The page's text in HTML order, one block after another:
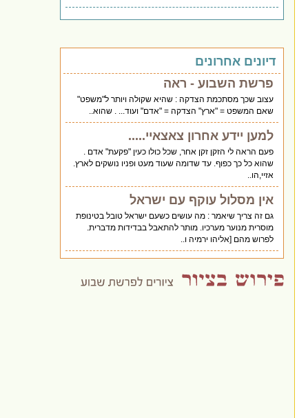
דיונים אחרונים
פרשת השבוע - ראה
עצוב שכך מסתכמת הצדקה : שהיא שקולה ויותר ל"משפט"
שאם המשפט = "ארץ" הצדקה = "אדם" ועוד... . שהוא..
למען יידע אחרון צאצאיי.....
פעם הראה לי הזקן זקן אחר, שכל כולו כעין "פקעת" אדם .
שהוא כל כך כפוף. עד שדומה שעוד מעט ופניו נושקים לארץ.
אזיי,הו..
אין מסלול עוקף עם ישראל
גם זה צריך שיאמר : מה עושים כשעם ישראל טובל בטינופת
מוסרית מנוער מערכיו. מותר להתאבל בבדידות מדברית.
לפרוש מהם [אליהו ירמיה ו..